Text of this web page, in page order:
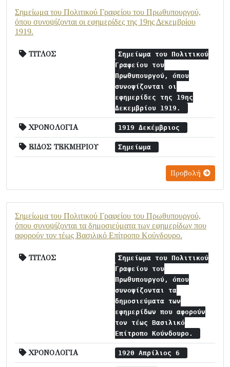
Σημείωμα του Πολιτικού Γραφείου του Πρωθυπουργού,
όπου συνοψίζονται οι εφημερίδες της 19ης Δεκεμβρίου
1919.
ΤΙΤΛΟΣ
Σημείωμα του Πολιτικού
Γραφείου του
Πρωθυπουργού, όπου
συνοψίζονται οι
εφημερίδες της 19ης
Δεκεμβρίου 1919.
ΧΡΟΝΟΛΟΓΙΑ 1919 Δεκέμβριος
ΕΙΔΟΣ ΤΕΚΜΗΡΙΟΥ Σημείωμα
Προβολή
Σημείωμα του Πολιτικού Γραφείου του Πρωθυπουργού,
όπου συνοψίζονται τα δημοσιεύματα των εφημερίδων που
αφορούν τον τέως Βασιλικό Επίτροπο Κούνδουρο.
ΤΙΤΛΟΣ
Σημείωμα του Πολιτικού
Γραφείου του
Πρωθυπουργού, όπου
συνοψίζονται τα
δημοσιεύματα των
εφημερίδων που αφορούν
τον τέως Βασιλικό
Επίτροπο Κούνδουρο.
ΧΡΟΝΟΛΟΓΙΑ 1920 Απρίλιος 6